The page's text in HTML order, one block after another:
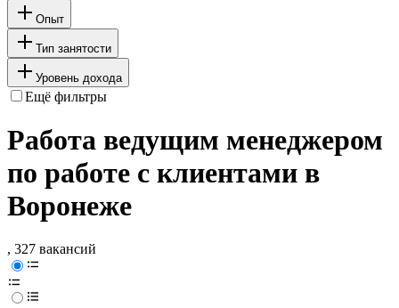
Опыт
Тип занятости
Уровень дохода
Ещё фильтры
Работа ведущим менеджером
по работе с клиентами в
Воронеже
, 327 вакансий